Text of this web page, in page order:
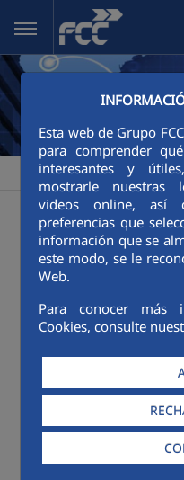
Saltar al contenido
Esta web de Grupo
para comprender
interesantes y
mostrarle nuestras
videos online, así
preferencias que
información que se
este modo, se le
Web.
Para conocer más
Cookies, consulte
FCC >Sala de comunicación
Categorías: